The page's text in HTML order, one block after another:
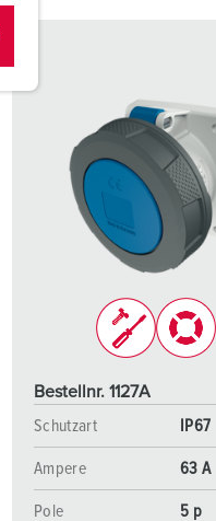
Bestellnr. 1127A
Schutzart
IP67
Ampere 63 A
Pole 5 p